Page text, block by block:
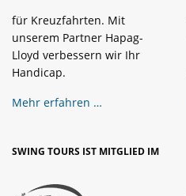
für Kreuzfahrten. Mit
unserem Partner Hapag-
Lloyd verbessern wir Ihr
Handicap.
Mehr erfahren …
SWING TOURS IST MITGLIED IM